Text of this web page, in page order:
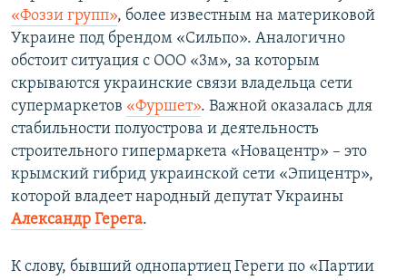
«Фоззи групп», более известным на материковой
Украине под брендом «Сильпо». Аналогично
обстоит ситуация с ООО «3м», за которым
скрываются украинские связи владельца сети
супермаркетов «Фуршет». Важной оказалась для
стабильности полуострова и деятельность
строительного гипермаркета «Новацентр» – это
крымский гибрид украинской сети «Эпицентр»,
которой владеет народный депутат Украины
Александр Герега.
К слову, бывший однопартиец Гереги по «Партии